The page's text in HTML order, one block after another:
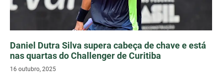
Daniel Dutra Silva supera cabeça de chave e está
nas quartas do Challenger de Curitiba
16 outubro, 2025